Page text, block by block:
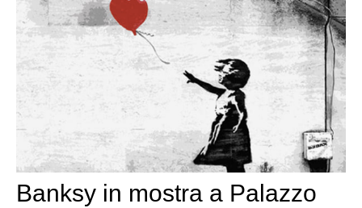
Banksy in mostra a Palazzo